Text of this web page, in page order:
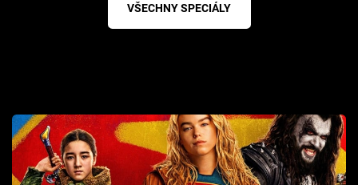
VŠECHNY SPECIÁLY